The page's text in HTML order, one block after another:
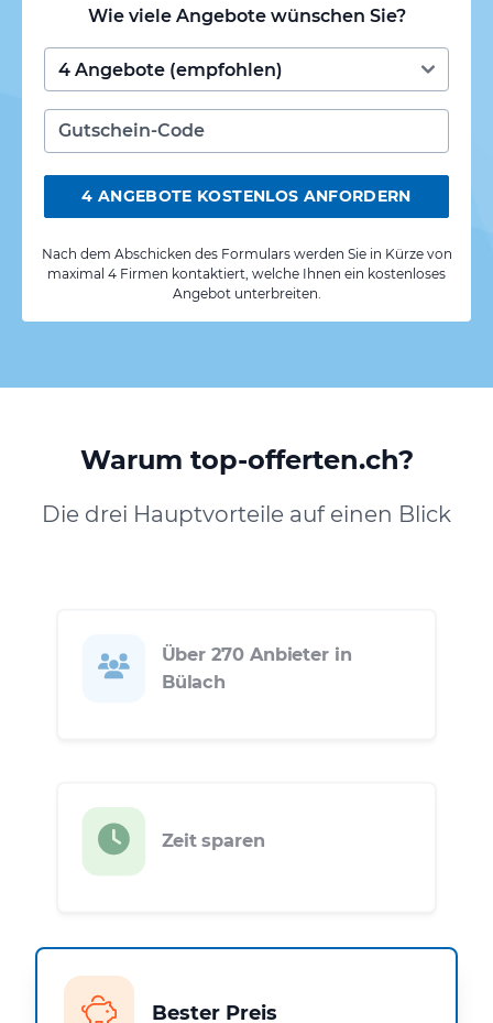
Wie viele Angebote wünschen Sie?
4 ANGEBOTE KOSTENLOS ANFORDERN
Nach dem Abschicken des Formulars werden Sie in Kürze von
maximal 4 Firmen kontaktiert, welche Ihnen ein kostenloses
Angebot unterbreiten.
Warum top-offerten.ch?
Die drei Hauptvorteile auf einen Blick
Über 270 Anbieter in
Bülach
Zeit sparen
Bester Preis